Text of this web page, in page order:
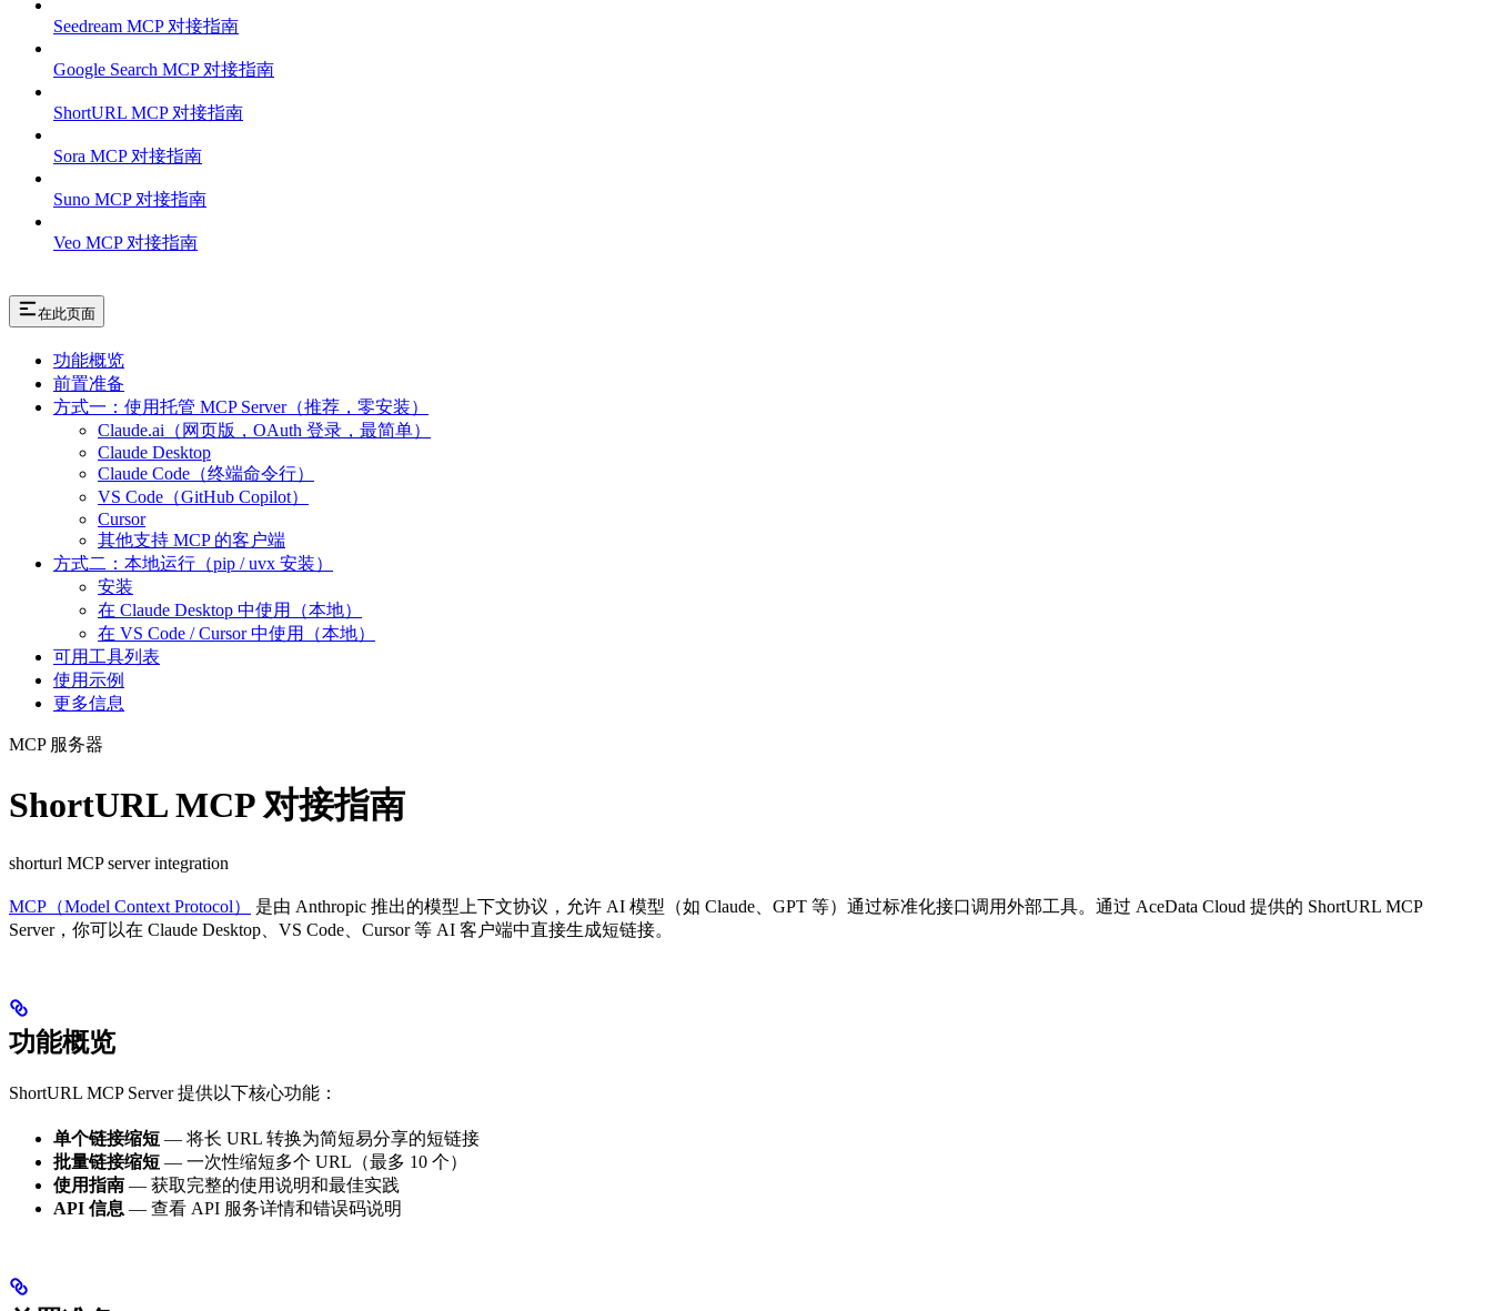
Seedream MCP 对接指南
Google Search MCP 对接指南
ShortURL MCP 对接指南
Sora MCP 对接指南
Suno MCP 对接指南
Veo MCP 对接指南
在此页面
功能概览
前置准备
方式一：使用托管 MCP Server（推荐，零安装）
Claude.ai（网页版，OAuth 登录，最简单）
Claude Desktop
Claude Code（终端命令行）
VS Code（GitHub Copilot）
Cursor
其他支持 MCP 的客户端
方式二：本地运行（pip / uvx 安装）
安装
在 Claude Desktop 中使用（本地）
在 VS Code / Cursor 中使用（本地）
可用工具列表
使用示例
更多信息
MCP 服务器
ShortURL MCP 对接指南
shorturl MCP server integration
MCP（Model Context Protocol）
是由 Anthropic 推出的模型上下文协议，允许 AI 模型（如 Claude、GPT 等）通过标准化接口调用外部工具。通过 AceData Cloud 提供的 ShortURL MCP
Server，你可以在 Claude Desktop、VS Code、Cursor 等 AI 客户端中直接生成短链接。
功能概览
ShortURL MCP Server 提供以下核心功能：
单个链接缩短 — 将长 URL 转换为简短易分享的短链接
批量链接缩短 — 一次性缩短多个 URL（最多 10 个）
使用指南 — 获取完整的使用说明和最佳实践
API 信息 — 查看 API 服务详情和错误码说明